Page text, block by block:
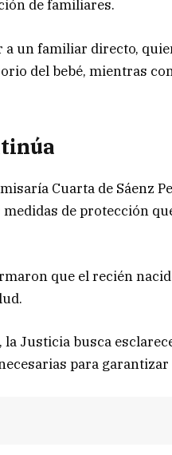
de familiares.
un familiar directo,
del bebé, mientras
Cuarta de Sáenz
de protección
que el recién
Justicia busca
para